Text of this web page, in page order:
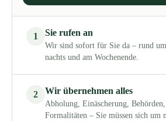
1 Sie rufen an
Wir sind sofort für Sie da – rund
nachts und am Wochenende.
2 Wir übernehmen alles
Abholung, Einäscherung,
Formalitäten – Sie müssen sich um